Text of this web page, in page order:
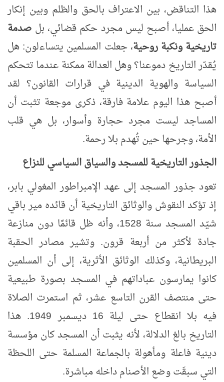
هذا التناقض، بين الاعتراف بالحق والظلم وبين إنكار
الحق عمليا، أصبح ليس مجرد حكم قضائي، بل صدمة
تاريخية ونكبة روحية، جعلت المسلمين يتساءلون: هل
يُقدّر التاريخ دموعنا؟ وهل العدالة ممكنة عندما تتحكم
السياسة والهوية الدينية في قرارات القانون؟ لقد
أصبح هذا اليوم علامة فارقة، ذكرى موجعة تثبت أن
المساجد ليست مجرد حجارة وأسوار، بل هي قلب
الأمة، وجرحها حين تُهدم بلا رحمة.
الجذور التاريخية للمسجد والسياق السياسي للنزاع
تعود جذور المسجد إلى عهد الإمبراطور المغولي بابر،
إذ تؤكد النقوش والوثائق التاريخية أن قائده مير باقي
شيّد المسجد سنة 1528، وأنه ظل قائمًا دون منازعة
جادة لأكثر من أربعة قرون. وتشير مصادر الحقبة
البريطانية، وكذلك الوثائق الأثرية، إلى أن المسلمين
كانوا يمارسون عباداتهم في المسجد بصورة طبيعية
حتى منتصف القرن التاسع عشر، ثم استمرت الصلاة
فيه بلا انقطاع حتى ليلة 16 ديسمبر 1949. هذا
التاريخ بالغ الدلالة، لأنه يثبت أن المسجد كان مؤسسة
دينية فاعلة ومأهولة بالجماعة المسلمة حتى اللحظة
التي سبقَت وضع الأصنام داخله مباشرة.